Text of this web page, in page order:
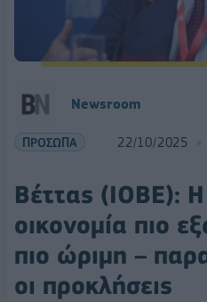
Newsroom
ΠΡΟΣΩΠΑ 22/10/2025
Βέττας (ΙΟΒΕ): Η
οικονομία πιο
πιο ώριμη –
οι προκλήσεις